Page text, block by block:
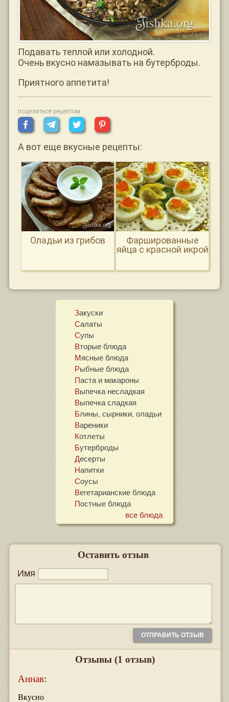
Подавать теплой или холодной.
Очень вкусно намазывать на бутерброды.
Приятного аппетита!
поделиться рецептом
А вот еще вкусные рецепты:
Оладьи из грибов
Фаршированные
яйца с красной икрой
Закуски
Салаты
Супы
Вторые блюда
Мясные блюда
Рыбные блюда
Паста и макароны
Выпечка несладкая
Выпечка сладкая
Блины, сырники, оладьи
Вареники
Котлеты
Бутерброды
Десерты
Напитки
Соусы
Вегетарианские блюда
Постные блюда
все блюда
Оставить отзыв
Имя
Отзывы (1 отзыв)
Аннав:
Вкусно